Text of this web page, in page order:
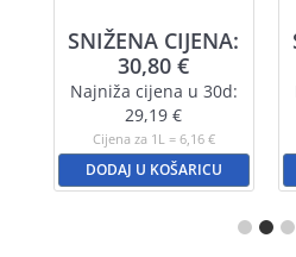
SNIŽENA CIJENA:
30,80€
Najniža cijena u 30d:
29,19€
Cijena za 1L = 6,16 €
DODAJ U KOŠARICU